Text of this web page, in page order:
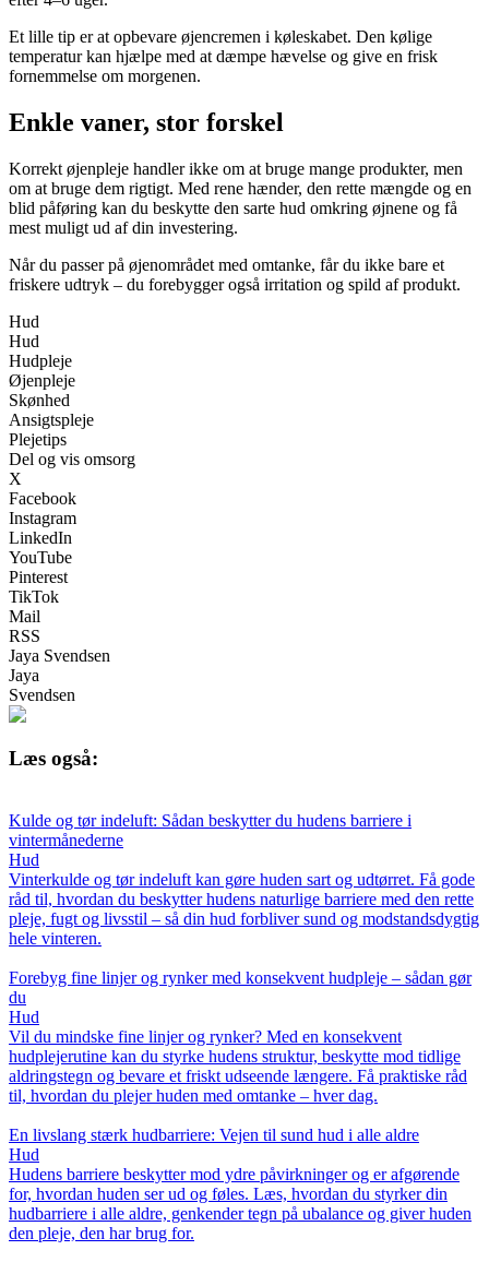
Et lille tip er at opbevare øjencremen i køleskabet. Den kølige
temperatur kan hjælpe med at dæmpe hævelse og give en frisk
fornemmelse om morgenen.
Enkle vaner, stor forskel
Korrekt øjenpleje handler ikke om at bruge mange produkter, men
om at bruge dem rigtigt. Med rene hænder, den rette mængde og en
blid påføring kan du beskytte den sarte hud omkring øjnene og få
mest muligt ud af din investering.
Når du passer på øjenområdet med omtanke, får du ikke bare et
friskere udtryk – du forebygger også irritation og spild af produkt.
Hud
Hud
Hudpleje
Øjenpleje
Skønhed
Ansigtspleje
Plejetips
Del og vis omsorg
X
Facebook
Instagram
LinkedIn
YouTube
Pinterest
TikTok
Mail
RSS
Jaya Svendsen
Jaya
Svendsen
Læs også:
Kulde og tør indeluft: Sådan beskytter du hudens barriere i
vintermånederne
Hud
Vinterkulde og tør indeluft kan gøre huden sart og udtørret. Få gode
råd til, hvordan du beskytter hudens naturlige barriere med den rette
pleje, fugt og livsstil – så din hud forbliver sund og modstandsdygtig
hele vinteren.
Forebyg fine linjer og rynker med konsekvent hudpleje – sådan gør
du
Hud
Vil du mindske fine linjer og rynker? Med en konsekvent
hudplejerutine kan du styrke hudens struktur, beskytte mod tidlige
aldringstegn og bevare et friskt udseende længere. Få praktiske råd
til, hvordan du plejer huden med omtanke – hver dag.
En livslang stærk hudbarriere: Vejen til sund hud i alle aldre
Hud
Hudens barriere beskytter mod ydre påvirkninger og er afgørende
for, hvordan huden ser ud og føles. Læs, hvordan du styrker din
hudbarriere i alle aldre, genkender tegn på ubalance og giver huden
den pleje, den har brug for.